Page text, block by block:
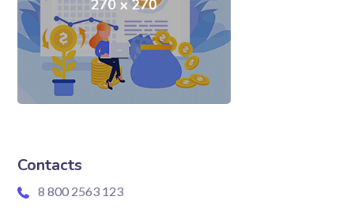
Contacts
8 800 2563 123